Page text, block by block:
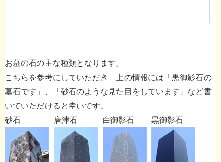
お墓の石の主な種類となります。
こちらを参考にしていただき、上の情報には「黒御影石の
墓石です」、「砂石のような見た目をしています」など書
いていただけると幸いです。
砂石
唐津石 白御影石 黒御影石